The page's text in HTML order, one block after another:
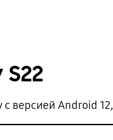
версией Android